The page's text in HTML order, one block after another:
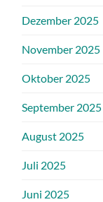
Dezember 2025
November 2025
Oktober 2025
September 2025
August 2025
Juli 2025
Juni 2025